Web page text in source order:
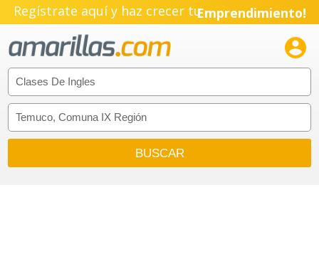
Regístrate aquí y haz crecer tuEmprendimiento!
